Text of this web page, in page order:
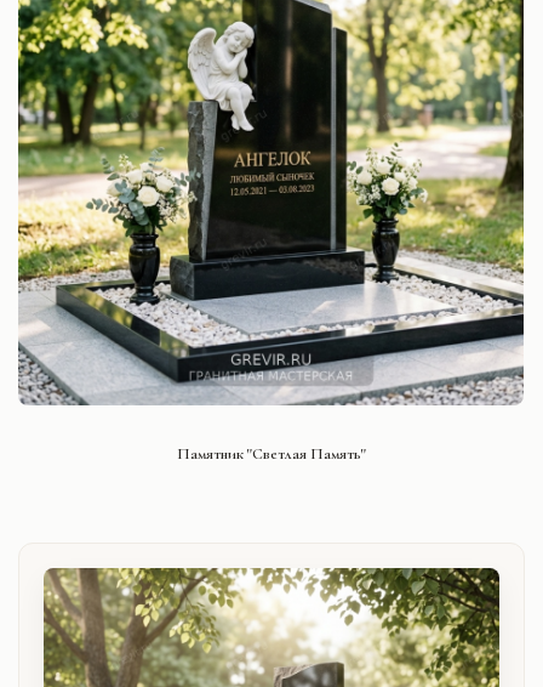
Памятник "Светлая Память"